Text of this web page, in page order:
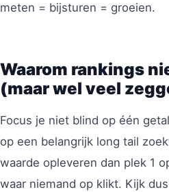
meten = bijsturen = groeien.
Waarom rankings
(maar wel veel
Focus je niet blind op één
op een belangrijk long tail
waarde opleveren dan plek 1
waar niemand op klikt. Kijk